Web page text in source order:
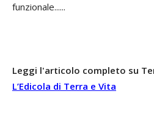
funzionale......
Leggi l'articolo completo su
L’Edicola di Terra e Vita